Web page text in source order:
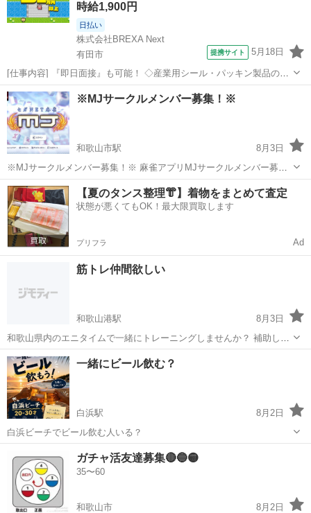
時給1,900円
日払い
株式会社BREXA Next
有田市
提携サイト 5月18日
[仕事内容] 『即日面接』も可能！ ◇産業用シール・パッキン製品の製
造作業◇ ・産業用シールやパッキン製品の小型プレス加工作業 ・仕上
げ、検査作業 ・プレス加工後の製品のバリ取り作業 ・仕上げ後の目視
検査作業 ★空調完...
和歌山 有田市 工場
※MJサークルメンバー募集！※
和歌山市駅
8月3日
※MJサークルメンバー募集！※ 麻雀アプリMJサークルメンバー募
集！ 4人麻雀3人麻雀でサークル内対戦で戦績つけたりしています！ ご
興味ある方はご連絡ください！
和歌山 和歌山市 和歌山市駅 友達 サークル
【夏のタンス整理👘】着物をまとめて査定
状態が悪くてもOK！最大限買取します
プリフラ Ad
筋トレ仲間欲しい
和歌山港駅
8月3日
和歌山県内のエニタイムで一緒にトレーニングしませんか？ 補助しあ
ったり、筋トレについてあれこれ話したりしたいです。 筋トレ仲間が
欲しいです！！
和歌山 和歌山市 和歌山港駅
一緒にビール飲む？
白浜駅
8月2日
白浜ビーチでビール飲む人いる？
西牟婁郡 白浜駅 その他
ガチャ活友達募集🔴🔵🟡
35〜60
和歌山市
8月2日